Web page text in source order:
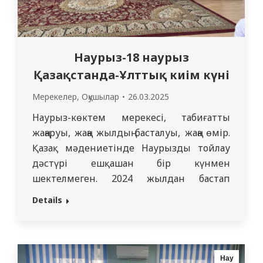
құттықтау сөздерді.…
Наурыз-18 наурыз
Қазақстанда-Ұлттық киім күні
Мерекелер, Оқушылар 26.03.2025
Наурыз-көктем мерекесі, табиғаттың
жаңаруы, жаңа жылдың басталуы, жаңа өмір.
Қазақ мәдениетінде Наурызды тойлау
дәстүрі ешқашан бір күнмен
шектелмеген. 2024 жылдан бастап
Қазақстанда Президенттің бастамасы
қоғамның байлығы мен алуан түрлілігін
Details
Нау